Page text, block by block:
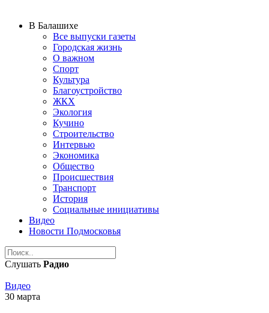
В Балашихе
Все выпуски газеты
Городская жизнь
О важном
Спорт
Культура
Благоустройство
ЖКХ
Экология
Кучино
Строительство
Интервью
Экономика
Общество
Происшествия
Транспорт
История
Социальные инициативы
Видео
Новости Подмосковья
Слушать Радио
Видео
30 марта